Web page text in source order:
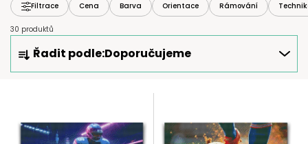
Filtrace Cena Barva Orientace Rámování
30 produktů
Z
Řadit podle:Doporučujeme